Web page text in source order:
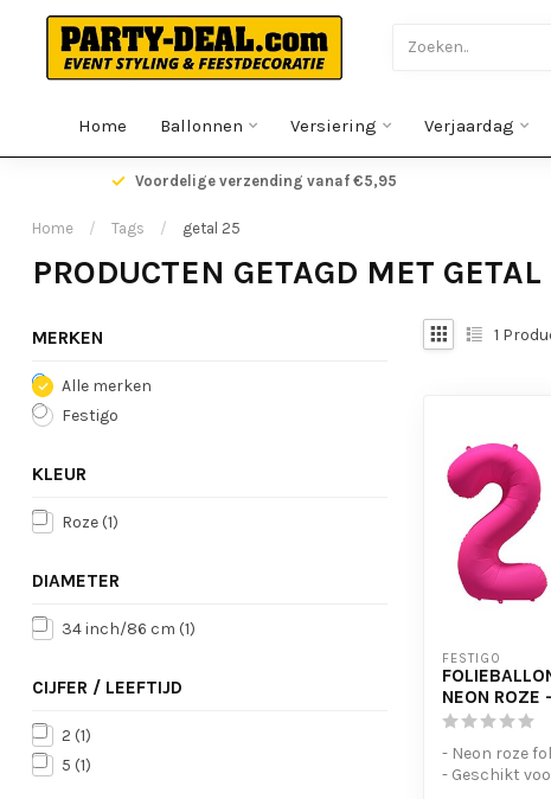
Home Ballonnen Versiering Verjaardag
Voordelige verzending vanaf €5,95
Home / Tags / getal 25
PRODUCTEN GETAGD MET
MERKEN
Alle merken
Festigo
KLEUR
Roze (1)
DIAMETER
34 inch/86 cm (1)
CIJFER / LEEFTIJD
2 (1)
5 (1)
1
FESTIGO
NEON ROZE
- Neon roze
- Geschikt